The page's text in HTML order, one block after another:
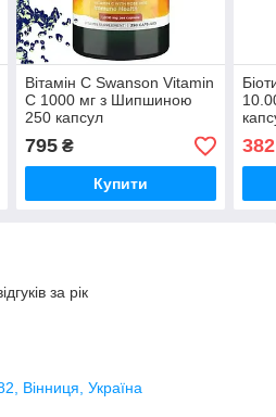
Вітамін С Swanson Vitamin
C 1000 мг з Шипшиною
250 капсул
795₴
Купити
за рік
Вінниця, Україна